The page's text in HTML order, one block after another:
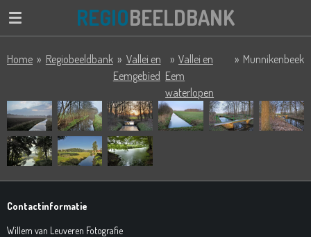
Ga
de
REGIOBEELDBANK
Home » Regiobeeldbank » Vallei en
Eemgebied
» Vallei en
Eem
waterlopen
» Munnikenbeek
Contactinformatie
Willem van Leuveren Fotografie